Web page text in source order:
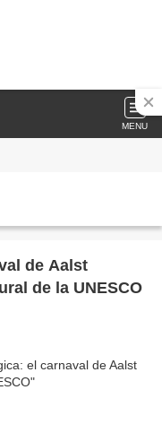
MENU
de Aalst
de la UNESCO